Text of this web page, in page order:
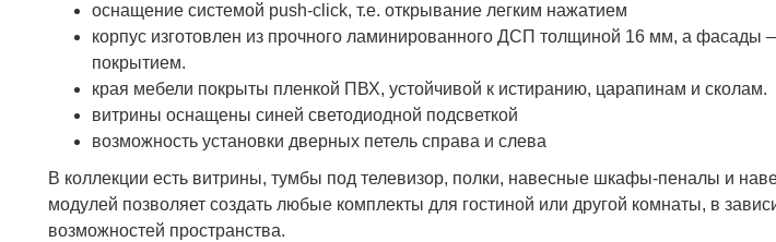
оснащение системой push-click, т.е. открывание легким нажатием
корпус изготовлен из прочного ламинированного ДСП толщиной 16 мм, а
покрытием.
края мебели покрыты пленкой ПВХ, устойчивой к истиранию, царапинам и сколам.
витрины оснащены синей светодиодной подсветкой
возможность установки дверных петель справа и слева
В коллекции есть витрины, тумбы под телевизор, полки, навесные шкафы-пеналы и
модулей позволяет создать любые комплекты для гостиной или другой комнаты, в
возможностей пространства.